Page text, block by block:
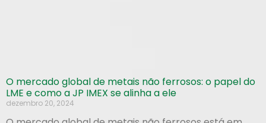
O mercado global de metais não ferrosos: o papel do
LME e como a JP IMEX se alinha a ele
dezembro 20, 2024